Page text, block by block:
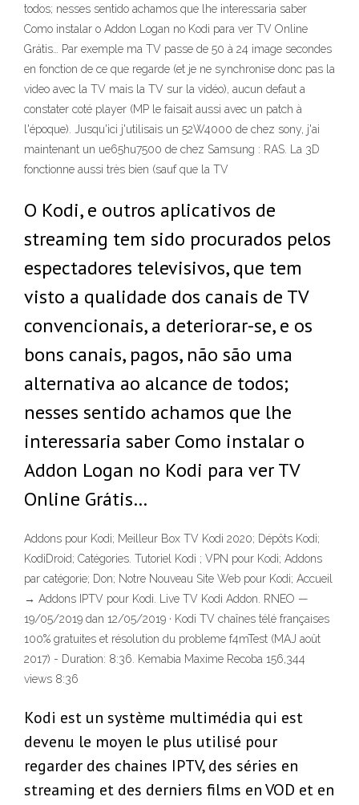
todos; nesses sentido achamos que lhe interessaria saber
Como instalar o Addon Logan no Kodi para ver TV Online
Grátis… Par exemple ma TV passe de 50 à 24 image secondes
en fonction de ce que regarde (et je ne synchronise donc pas la
video avec la TV mais la TV sur la vidéo), aucun defaut a
constater coté player (MP le faisait aussi avec un patch à
l'époque). Jusqu'ici j'utilisais un 52W4000 de chez sony, j'ai
maintenant un ue65hu7500 de chez Samsung : RAS. La 3D
fonctionne aussi très bien (sauf que la TV
O Kodi, e outros aplicativos de
streaming tem sido procurados pelos
espectadores televisivos, que tem
visto a qualidade dos canais de TV
convencionais, a deteriorar-se, e os
bons canais, pagos, não são uma
alternativa ao alcance de todos;
nesses sentido achamos que lhe
interessaria saber Como instalar o
Addon Logan no Kodi para ver TV
Online Grátis…
Addons pour Kodi; Meilleur Box TV Kodi 2020; Dépôts Kodi;
KodiDroid; Catégories. Tutoriel Kodi ; VPN pour Kodi; Addons
par catégorie; Don; Notre Nouveau Site Web pour Kodi; Accueil
→ Addons IPTV pour Kodi. Live TV Kodi Addon. RNEO —
19/05/2019 dan 12/05/2019 · Kodi TV chaînes télé françaises
100% gratuites et résolution du probleme f4mTest (MAJ août
2017) - Duration: 8:36. Kemabia Maxime Recoba 156,344
views 8:36
Kodi est un système multimédia qui est
devenu le moyen le plus utilisé pour
regarder des chaines IPTV, des séries en
streaming et des derniers films en VOD et en